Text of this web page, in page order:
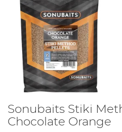
Sonubaits Stiki
Chocolate Orange